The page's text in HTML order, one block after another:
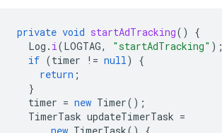
private void startAdTracking ()
Log.i(LOGTAG, "startAdTracking"
if (timer != null
return
timer
= new Timer
TimerTask updateTimerTask